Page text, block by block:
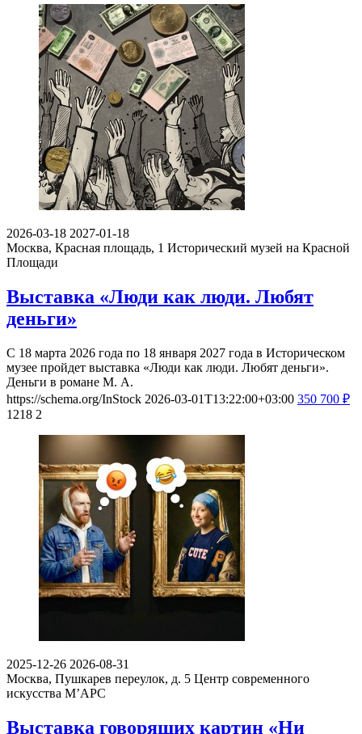
2026-03-18 2027-01-18
Москва, Красная площадь, 1 Исторический музей на Красной
Площади
Выставка «Люди как люди. Любят
деньги»
С 18 марта 2026 года по 18 января 2027 года в Историческом
музее пройдет выставка «Люди как люди. Любят деньги».
Деньги в романе М. А.
https://schema.org/InStock 2026-03-01T13:22:00+03:00 350 700 ₽
1218 2
2025-12-26 2026-08-31
Москва, Пушкарев переулок, д. 5 Центр современного
искусства М’АРС
Выставка говорящих картин «Ни